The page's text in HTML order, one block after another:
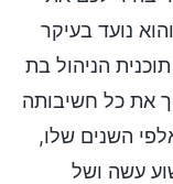
נועד בעיקר
הניהול בת
את כל חשיבותה
השנים שלו,
עשה ושל